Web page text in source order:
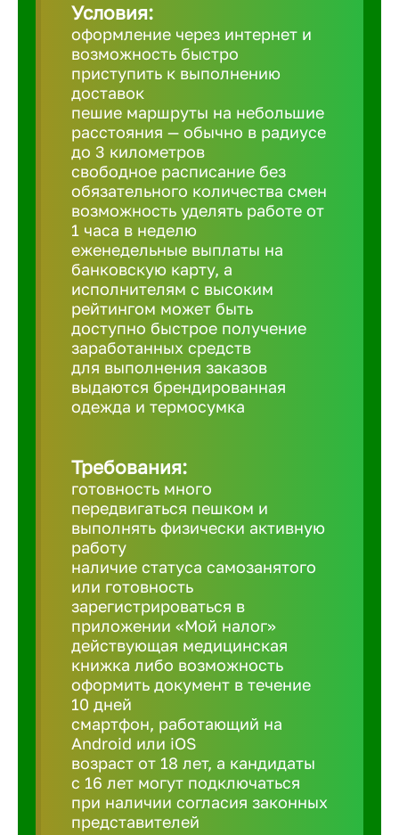
Белгород
Бийск
Условия:
оформление через интернет и
возможность быстро
приступить к выполнению
доставок
пешие маршруты на небольшие
расстояния — обычно в радиусе
до 3 километров
свободное расписание без
обязательного количества смен
возможность уделять работе от
1 часа в неделю
еженедельные выплаты на
банковскую карту, а
исполнителям с высоким
рейтингом может быть
доступно быстрое получение
заработанных средств
для выполнения заказов
выдаются брендированная
одежда и термосумка
Требования:
готовность много
передвигаться пешком и
выполнять физически активную
работу
наличие статуса самозанятого
или готовность
зарегистрироваться в
приложении «Мой налог»
действующая медицинская
книжка либо возможность
оформить документ в течение
10 дней
смартфон, работающий на
Android или iOS
возраст от 18 лет, а кандидаты
с 16 лет могут подключаться
при наличии согласия законных
представителей